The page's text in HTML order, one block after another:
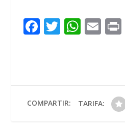
F
o
o
T W
A
p
E
COMPARTIR: TARIFA: